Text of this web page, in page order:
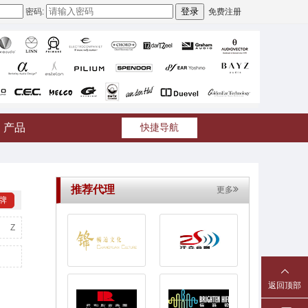
密码: 免费注册
产品 快捷导航
返回顶部
Z
推荐代理 更多